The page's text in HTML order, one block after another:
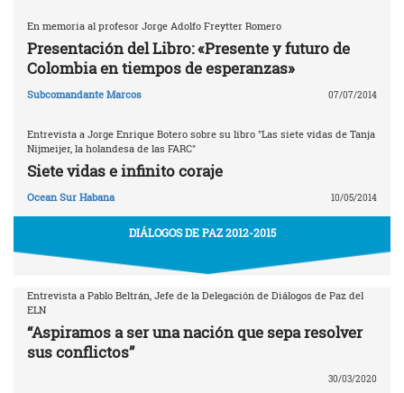
En memoria al profesor Jorge Adolfo Freytter Romero
Presentación del Libro: «Presente y futuro de
Colombia en tiempos de esperanzas»
Subcomandante Marcos 07/07/2014
Entrevista a Jorge Enrique Botero sobre su libro "Las siete vidas de Tanja
Nijmeijer, la holandesa de las FARC"
Siete vidas e infinito coraje
Ocean Sur Habana 10/05/2014
DIÁLOGOS DE PAZ 2012-2015
Entrevista a Pablo Beltrán, Jefe de la Delegación de Diálogos de Paz del
ELN
“Aspiramos a ser una nación que sepa resolver
sus conflictos”
30/03/2020